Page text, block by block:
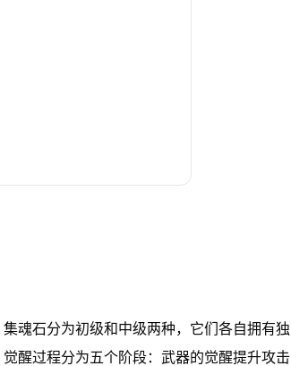
集魂石分为初级和中级两种， 它们各自拥有独
觉醒过程分为五个阶段： 武器的觉醒提升攻击